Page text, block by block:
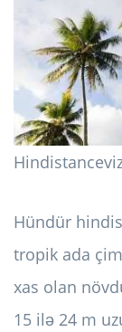
Hündür
tropik ada
xas olan
15 ilə 24 m